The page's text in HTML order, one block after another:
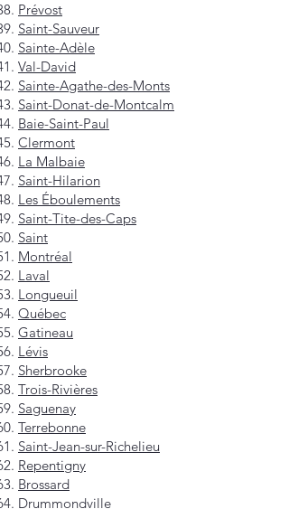
Prévost
Saint-Sauveur
Sainte-Adèle
Val-David
Sainte-Agathe-des-Monts
Saint-Donat-de-Montcalm
Baie-Saint-Paul
Clermont
La Malbaie
Saint-Hilarion
Les Éboulements
Saint-Tite-des-Caps
Saint
Montréal
Laval
Longueuil
Québec
Gatineau
Lévis
Sherbrooke
Trois-Rivières
Saguenay
Terrebonne
Saint-Jean-sur-Richelieu
Repentigny
Brossard
Drummondville